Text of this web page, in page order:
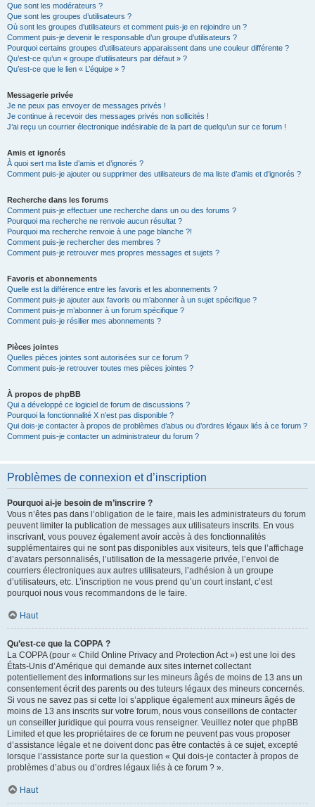
Que sont les modérateurs ?
Que sont les groupes d’utilisateurs ?
Où sont les groupes d’utilisateurs et comment puis-je en rejoindre un ?
Comment puis-je devenir le responsable d’un groupe d’utilisateurs ?
Pourquoi certains groupes d’utilisateurs apparaissent dans une couleur différente ?
Qu’est-ce qu’un « groupe d’utilisateurs par défaut » ?
Qu’est-ce que le lien « L’équipe » ?
Messagerie privée
Je ne peux pas envoyer de messages privés !
Je continue à recevoir des messages privés non sollicités !
J’ai reçu un courrier électronique indésirable de la part de quelqu’un sur ce forum !
Amis et ignorés
À quoi sert ma liste d’amis et d’ignorés ?
Comment puis-je ajouter ou supprimer des utilisateurs de ma liste d’amis et d’ignorés ?
Recherche dans les forums
Comment puis-je effectuer une recherche dans un ou des forums ?
Pourquoi ma recherche ne renvoie aucun résultat ?
Pourquoi ma recherche renvoie à une page blanche ?!
Comment puis-je rechercher des membres ?
Comment puis-je retrouver mes propres messages et sujets ?
Favoris et abonnements
Quelle est la différence entre les favoris et les abonnements ?
Comment puis-je ajouter aux favoris ou m’abonner à un sujet spécifique ?
Comment puis-je m’abonner à un forum spécifique ?
Comment puis-je résilier mes abonnements ?
Pièces jointes
Quelles pièces jointes sont autorisées sur ce forum ?
Comment puis-je retrouver toutes mes pièces jointes ?
À propos de phpBB
Qui a développé ce logiciel de forum de discussions ?
Pourquoi la fonctionnalité X n’est pas disponible ?
Qui dois-je contacter à propos de problèmes d’abus ou d’ordres légaux liés à ce forum ?
Comment puis-je contacter un administrateur du forum ?
Problèmes de connexion et d’inscription
Pourquoi ai-je besoin de m’inscrire ?
Vous n’êtes pas dans l’obligation de le faire, mais les administrateurs du forum
peuvent limiter la publication de messages aux utilisateurs inscrits. En vous
inscrivant, vous pouvez également avoir accès à des fonctionnalités
supplémentaires qui ne sont pas disponibles aux visiteurs, tels que l’affichage
d’avatars personnalisés, l’utilisation de la messagerie privée, l’envoi de
courriers électroniques aux autres utilisateurs, l’adhésion à un groupe
d’utilisateurs, etc. L’inscription ne vous prend qu’un court instant, c’est
pourquoi nous vous recommandons de le faire.
Haut
Qu’est-ce que la COPPA ?
La COPPA (pour « Child Online Privacy and Protection Act ») est une loi des
États-Unis d’Amérique qui demande aux sites internet collectant
potentiellement des informations sur les mineurs âgés de moins de 13 ans un
consentement écrit des parents ou des tuteurs légaux des mineurs concernés.
Si vous ne savez pas si cette loi s’applique également aux mineurs âgés de
moins de 13 ans inscrits sur votre forum, nous vous conseillons de contacter
un conseiller juridique qui pourra vous renseigner. Veuillez noter que phpBB
Limited et que les propriétaires de ce forum ne peuvent pas vous proposer
d’assistance légale et ne doivent donc pas être contactés à ce sujet, excepté
lorsque l’assistance porte sur la question « Qui dois-je contacter à propos de
problèmes d’abus ou d’ordres légaux liés à ce forum ? ».
Haut